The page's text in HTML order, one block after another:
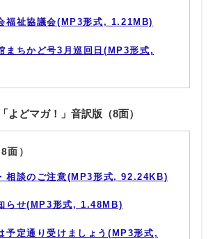
福祉協議会(MP3形式, 1.21MB)
まちかど号3月巡回日(MP3形式,
よどマガ！」音訳版（8面）
面）
相談のご注意(MP3形式, 92.24KB)
らせ(MP3形式, 1.48MB)
予定通り受けましょう(MP3形式,